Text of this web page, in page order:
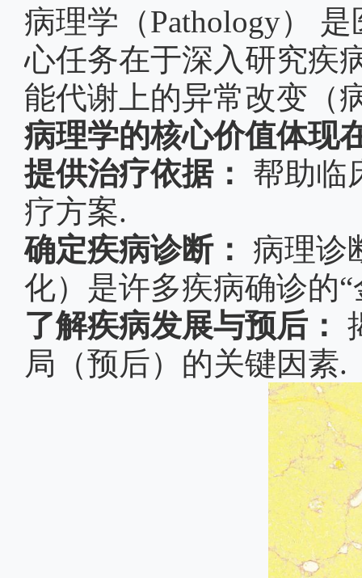
病理学（Pathology）
心任务在于深入研究疾
能代谢上的异常改变（
病理学的核心价值体现
提供治疗依据：
帮助临
疗方案.
确定疾病诊断：
病理诊
化）是许多疾病确诊的“
了解疾病发展与预后：
局（预后）的关键因素.